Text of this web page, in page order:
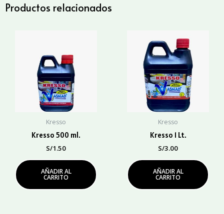
Productos relacionados
Kresso
Kresso 500 ml.
S/1.50
AÑADIR AL
CARRITO
Kresso
Kresso 1 Lt.
S/3.00
AÑADIR AL
CARRITO